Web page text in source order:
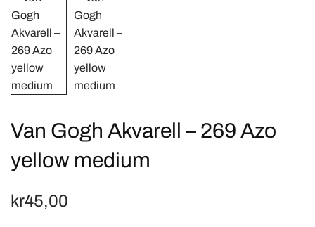
Van Gogh Akvarell – 269 Azo
yellow medium
kr45,00